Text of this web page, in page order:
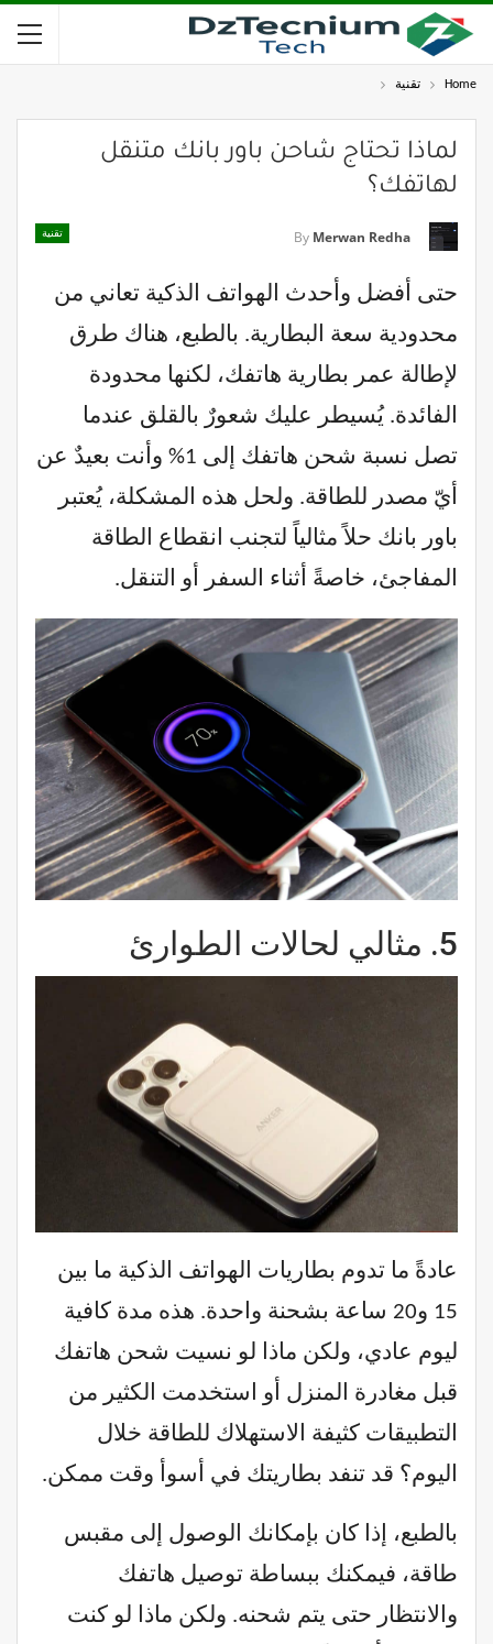
Home تقنية
لماذا تحتاج شاحن باور بانك متنقل
لهاتفك؟
تقنية By Merwan Redha
حتى أفضل وأحدث الهواتف الذكية تعاني من
محدودية سعة البطارية. بالطبع، هناك طرق
لإطالة عمر بطارية هاتفك، لكنها محدودة
الفائدة. يُسيطر عليك شعورٌ بالقلق عندما
تصل نسبة شحن هاتفك إلى 1% وأنت بعيدٌ عن
أيّ مصدر للطاقة. ولحل هذه المشكلة، يُعتبر
باور بانك حلاً مثالياً لتجنب انقطاع الطاقة
المفاجئ، خاصةً أثناء السفر أو التنقل.
5. مثالي لحالات الطوارئ
عادةً ما تدوم بطاريات الهواتف الذكية ما بين
15 و20 ساعة بشحنة واحدة. هذه مدة كافية
ليوم عادي، ولكن ماذا لو نسيت شحن هاتفك
قبل مغادرة المنزل أو استخدمت الكثير من
التطبيقات كثيفة الاستهلاك للطاقة خلال
اليوم؟ قد تنفد بطاريتك في أسوأ وقت ممكن.
بالطبع، إذا كان بإمكانك الوصول إلى مقبس
طاقة، فيمكنك ببساطة توصيل هاتفك
والانتظار حتى يتم شحنه. ولكن ماذا لو كنت